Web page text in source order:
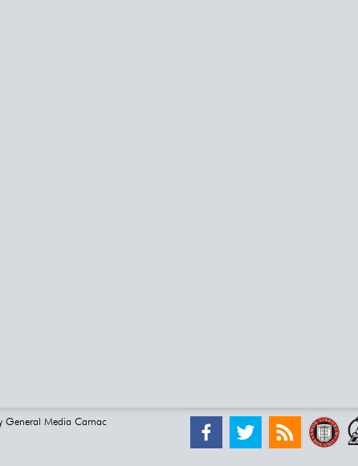
General Media Carnac